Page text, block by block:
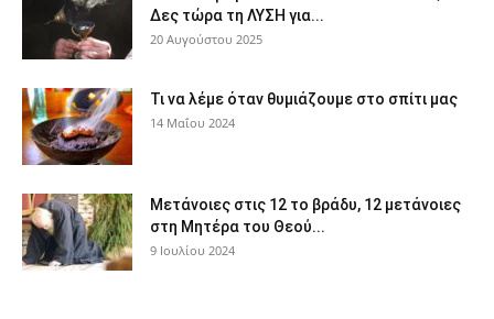
Δες τώρα τη ΛΥΣΗ για...
20 Αυγούστου 2025
Τι να λέμε όταν θυμιάζουμε στο σπίτι μας
14 Μαΐου 2024
Μετάνοιες στις 12 το βράδυ, 12 μετάνοιες
στη Μητέρα του Θεού...
9 Ιουλίου 2024